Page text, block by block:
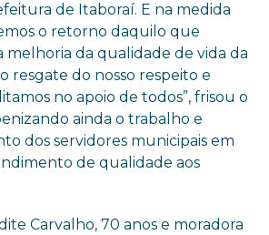
de Itaboraí. E na medida
o retorno daquilo que
melhoria da qualidade de vida da
resgate do nosso respeito e
no apoio de todos”, frisou o
ainda o trabalho e
dos servidores municipais em
de qualidade aos
Carvalho, 70 anos e moradora